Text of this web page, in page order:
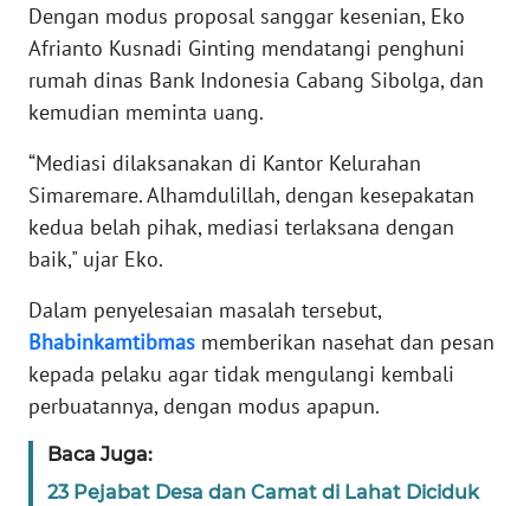
Dengan modus proposal sanggar kesenian, Eko
Afrianto Kusnadi Ginting mendatangi penghuni
rumah dinas Bank Indonesia Cabang Sibolga, dan
kemudian meminta uang.
“Mediasi dilaksanakan di Kantor Kelurahan
Simaremare. Alhamdulillah, dengan kesepakatan
kedua belah pihak, mediasi terlaksana dengan
baik," ujar Eko.
Dalam penyelesaian masalah tersebut,
Bhabinkamtibmas memberikan nasehat dan pesan
kepada pelaku agar tidak mengulangi kembali
perbuatannya, dengan modus apapun.
Baca Juga:
23 Pejabat Desa dan Camat di Lahat Diciduk
BARAT
WN
RIAU
WN
SERAMBI
WN
WN
SULTRA
NTB